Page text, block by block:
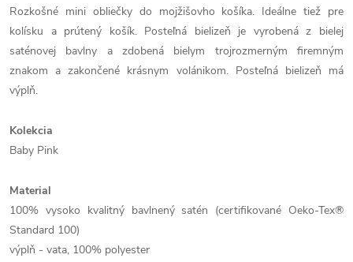
Rozkošné mini obliečky do mojžišovho košíka. Ideálne tiež pre
kolísku a prútený košík. Posteľná bielizeň je vyrobená z bielej
saténovej bavlny a zdobená bielym trojrozmerným firemným
znakom a zakončené krásnym volánikom. Posteľná bielizeň má
výplň.
Kolekcia
Baby Pink
Material
100% vysoko kvalitný bavlnený satén (certifikované Oeko-Tex®
Standard 100)
výplň - vata, 100% polyester